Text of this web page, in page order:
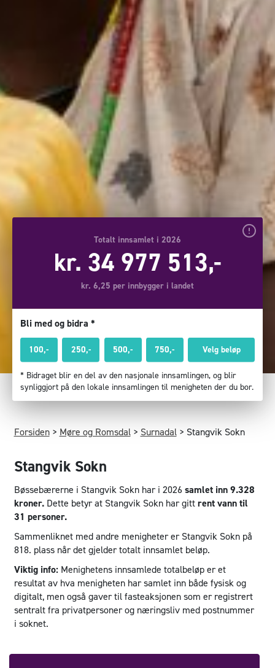
Totalt innsamlet i 2026
kr. 34 977 513,-
kr. 6,25 per innbygger i landet
Bli med og bidra *
100,- 250,- 500,- 750,-
* Bidraget blir en del av den nasjonale innsamlingen, og blir
synliggjort på den lokale innsamlingen til menigheten der du bor.
Forsiden > Møre og Romsdal > Surnadal > Stangvik Sokn
Stangvik Sokn
Bøssebærerne i Stangvik Sokn har i 2026 samlet inn 9.328
kroner.Dette betyr at Stangvik Sokn har gittrent vann til
31 personer.
Sammenliknet med andre menigheter er Stangvik Sokn på
818. plass når det gjelder totalt innsamlet beløp.
Viktig info:Menighetens innsamlede totalbeløp er et
resultat av hva menigheten har samlet inn både fysisk og
digitalt, men også gaver til fasteaksjonen som er registrert
sentralt fra privatpersoner og næringsliv med postnummer
i soknet.